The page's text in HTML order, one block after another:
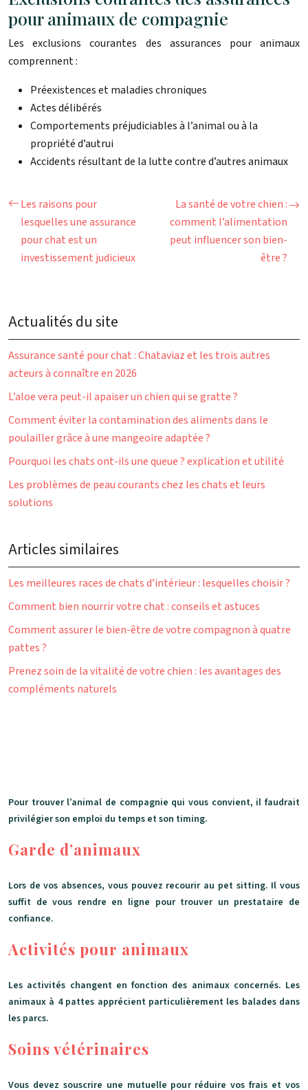
pour animaux de compagnie
Les exclusions courantes des assurances pour animaux
comprennent :
Préexistences et maladies chroniques
Actes délibérés
Comportements préjudiciables à l’animal ou à la
propriété d’autrui
Accidents résultant de la lutte contre d’autres animaux
Les raisons pour
lesquelles une assurance
pour chat est un
investissement judicieux
La santé de votre chien :
comment l’alimentation
peut influencer son bien-
être ?
Actualités du site
Assurance santé pour chat : Chataviaz et les trois autres
acteurs à connaître en 2026
L’aloe vera peut-il apaiser un chien qui se gratte ?
Comment éviter la contamination des aliments dans le
poulailler grâce à une mangeoire adaptée ?
Pourquoi les chats ont-ils une queue ? explication et utilité
Les problèmes de peau courants chez les chats et leurs
solutions
Articles similaires
Les meilleures races de chats d’intérieur : lesquelles choisir ?
Comment bien nourrir votre chat : conseils et astuces
Comment assurer le bien-être de votre compagnon à quatre
pattes ?
Prenez soin de la vitalité de votre chien : les avantages des
compléments naturels
Pour trouver l’animal de compagnie qui vous convient, il faudrait
privilégier son emploi du temps et son timing.
Garde d’animaux
Lors de vos absences, vous pouvez recourir au pet sitting. Il vous
suffit de vous rendre en ligne pour trouver un prestataire de
confiance.
Activités pour animaux
Les activités changent en fonction des animaux concernés. Les
animaux à 4 pattes apprécient particulièrement les balades dans
les parcs.
Soins vétérinaires
Vous devez souscrire une mutuelle pour réduire vos frais et vos